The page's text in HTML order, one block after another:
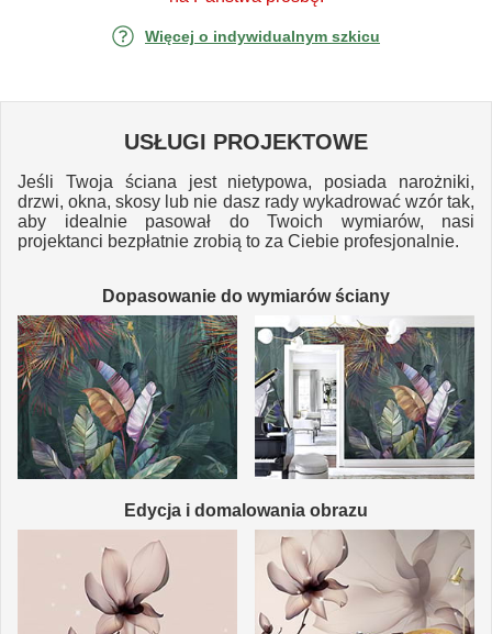
Więcej o indywidualnym szkicu
USŁUGI PROJEKTOWE
Jeśli Twoja ściana jest nietypowa, posiada narożniki,
drzwi, okna, skosy lub nie dasz rady wykadrować wzór tak,
aby idealnie pasował do Twoich wymiarów, nasi
projektanci bezpłatnie zrobią to za Ciebie profesjonalnie.
Dopasowanie do wymiarów ściany
Edycja i domalowania obrazu